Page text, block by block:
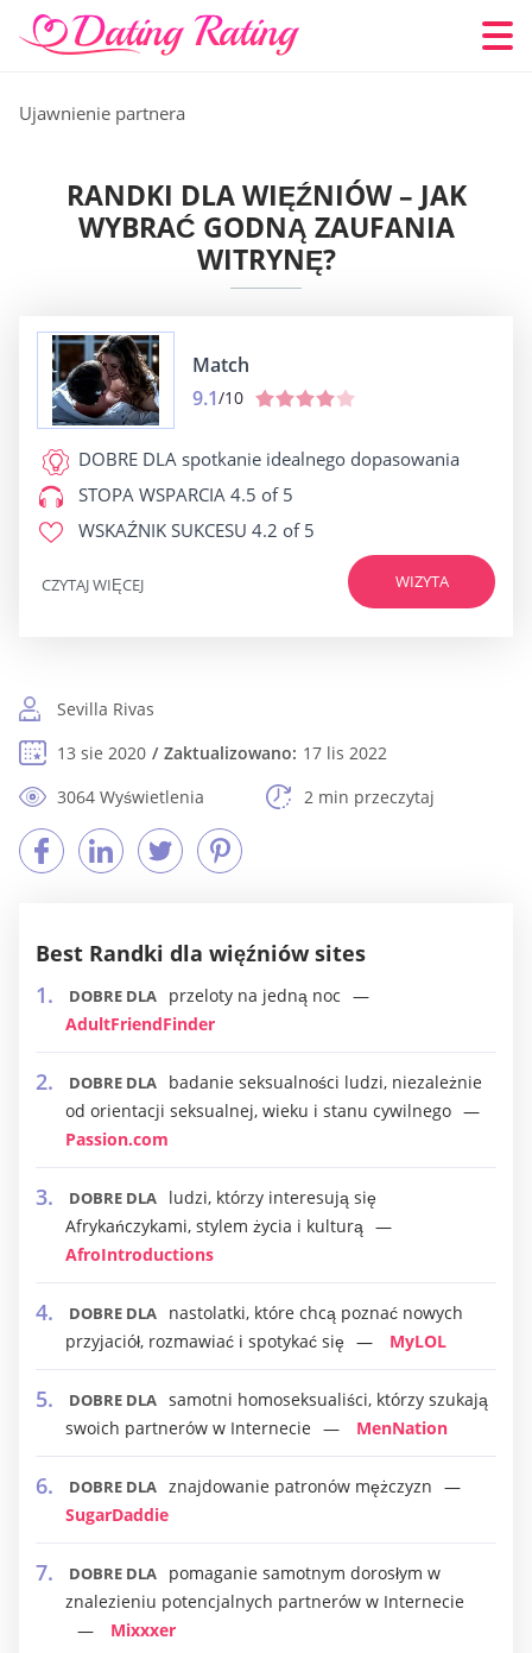
Ujawnienie partnera
RANDKI DLA WIĘŹNIÓW – JAK
WYBRAĆ GODNĄ ZAUFANIA
WITRYNĘ?
Match
9.1/10
DOBRE DLA spotkanie idealnego dopasowania
STOPA WSPARCIA 4.5 of 5
WSKAŹNIK SUKCESU 4.2 of 5
WIZYTA
CZYTAJ WIĘCEJ
Sevilla Rivas
13 sie 2020
Zaktualizowano: 17 lis 2022
3064 Wyświetlenia
2 min przeczytaj
Best Randki dla więźniów sites
DOBRE DLA
przeloty na jedną noc
AdultFriendFinder
DOBRE DLA
badanie seksualności ludzi, niezależnie
od orientacji seksualnej, wieku i stanu cywilnego
Passion.com
DOBRE DLA
ludzi, którzy interesują się
Afrykańczykami, stylem życia i kulturą
AfroIntroductions
DOBRE DLA
nastolatki, które chcą poznać nowych
przyjaciół, rozmawiać i spotykać się
MyLOL
DOBRE DLA samotni homoseksualiści, którzy szukają
swoich partnerów w Internecie
MenNation
DOBRE DLA znajdowanie patronów mężczyzn
SugarDaddie
DOBRE DLA
pomaganie samotnym dorosłym w
znalezieniu potencjalnych partnerów w Internecie
Mixxxer